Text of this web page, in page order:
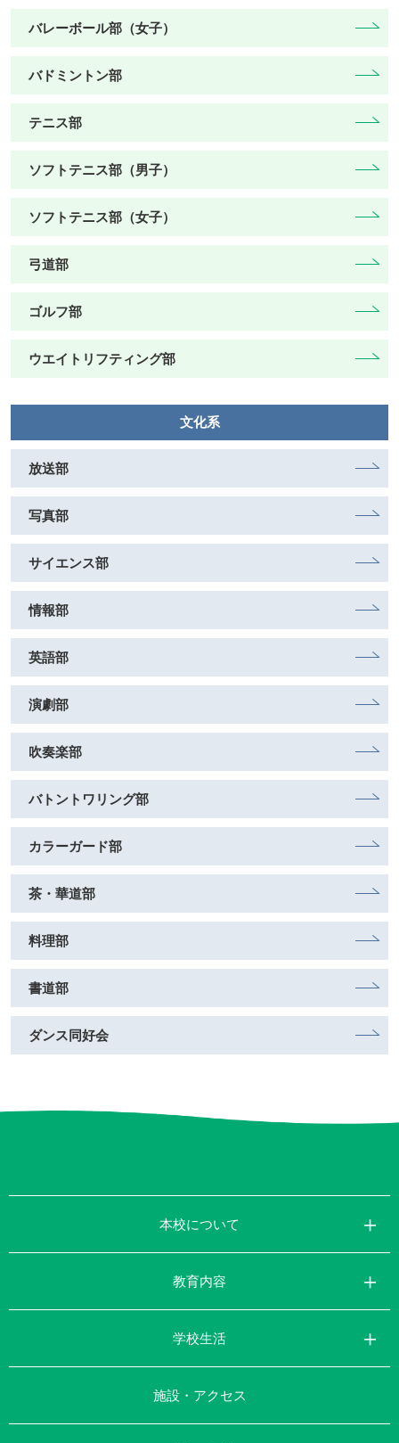
バレーボール部（女子）
バドミントン部
テニス部
ソフトテニス部（男子）
ソフトテニス部（女子）
弓道部
ゴルフ部
ウエイトリフティング部
文化系
放送部
写真部
サイエンス部
情報部
英語部
演劇部
吹奏楽部
バトントワリング部
カラーガード部
茶・華道部
料理部
書道部
ダンス同好会
本校について
教育内容
学校生活
施設・アクセス